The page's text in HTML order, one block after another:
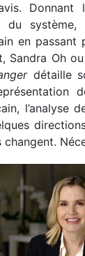
du
en passant
Sandra Oh
détaille
l’analyse
changent.